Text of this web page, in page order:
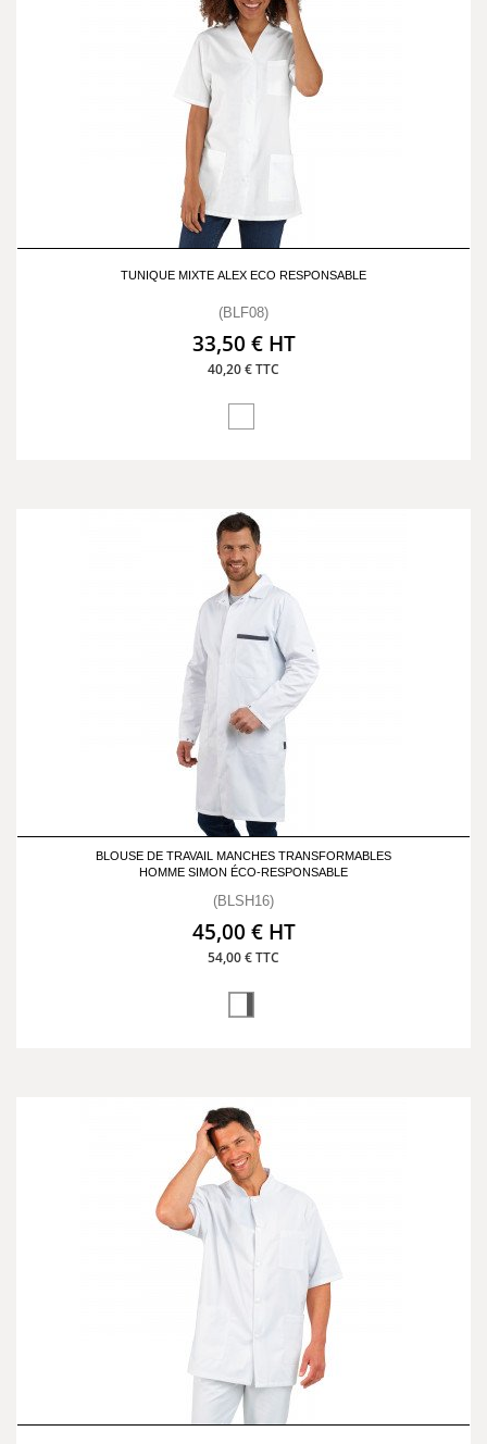
TUNIQUE MIXTE ALEX ECO RESPONSABLE
(BLF08)
33,50 € HT
40,20 € TTC
BLOUSE DE TRAVAIL MANCHES TRANSFORMABLES
HOMME SIMON ÉCO-RESPONSABLE
(BLSH16)
45,00 € HT
54,00 € TTC